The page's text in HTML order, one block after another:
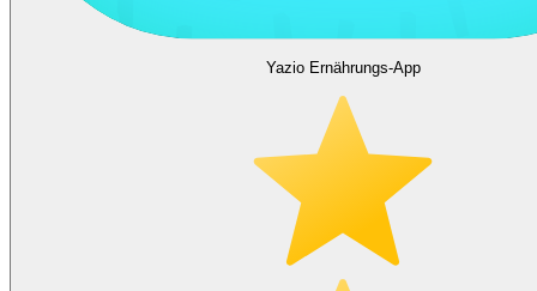
Yazio Ernährungs-App